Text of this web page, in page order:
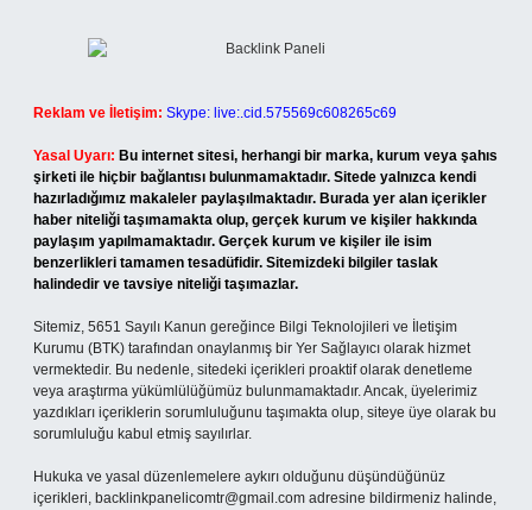
Reklam ve İletişim: Skype: live:.cid.575569c608265c69
Yasal Uyarı: Bu internet sitesi, herhangi bir marka, kurum veya şahıs
şirketi ile hiçbir bağlantısı bulunmamaktadır. Sitede yalnızca kendi
hazırladığımız makaleler paylaşılmaktadır. Burada yer alan içerikler
haber niteliği taşımamakta olup, gerçek kurum ve kişiler hakkında
paylaşım yapılmamaktadır. Gerçek kurum ve kişiler ile isim
benzerlikleri tamamen tesadüfidir. Sitemizdeki bilgiler taslak
halindedir ve tavsiye niteliği taşımazlar.
Sitemiz, 5651 Sayılı Kanun gereğince Bilgi Teknolojileri ve İletişim
Kurumu (BTK) tarafından onaylanmış bir Yer Sağlayıcı olarak hizmet
vermektedir. Bu nedenle, sitedeki içerikleri proaktif olarak denetleme
veya araştırma yükümlülüğümüz bulunmamaktadır. Ancak, üyelerimiz
yazdıkları içeriklerin sorumluluğunu taşımakta olup, siteye üye olarak bu
sorumluluğu kabul etmiş sayılırlar.
Hukuka ve yasal düzenlemelere aykırı olduğunu düşündüğünüz
içerikleri, backlinkpanelicomtr@gmail.com adresine bildirmeniz halinde,